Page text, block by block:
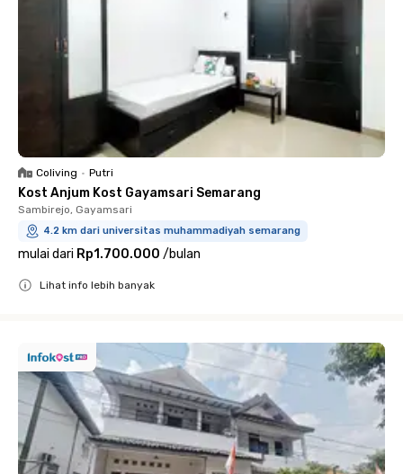
Coliving • Putri
Kost Anjum Kost Gayamsari Semarang
Sambirejo, Gayamsari
4.2 km dari universitas muhammadiyah semarang
mulai dari Rp1.700.000 /bulan
Lihat info lebih banyak